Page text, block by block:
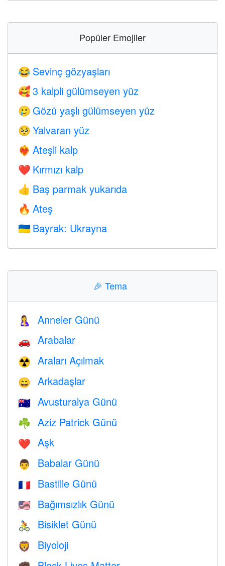
Popüler Emojiler
😂 Sevinç gözyaşları
🥰 3 kalpli gülümseyen yüz
🥲 Gözü yaşlı gülümseyen yüz
🥺 Yalvaran yüz
❤️‍🔥 Ateşli kalp
❤️ Kırmızı kalp
👍 Baş parmak yukarıda
🔥 Ateş
🇺🇦 Bayrak: Ukrayna
🎉 Tema
🤱 Anneler Günü
🚗 Arabalar
☢️ Araları Açılmak
😄 Arkadaşlar
🇦🇺 Avusturalya Günü
☘️ Aziz Patrick Günü
❤️️ Aşk
👨 Babalar Günü
🇫🇷 Bastille Günü
🇺🇸 Bağımsızlık Günü
🚴 Bisiklet Günü
🦁 Biyoloji